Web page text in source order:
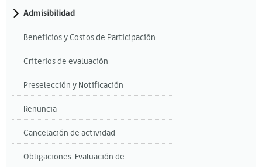
Admisibilidad
Beneficios y Costos de Participación
Criterios de evaluación
Preselección y Notificación
Renuncia
Cancelación de actividad
Obligaciones: Evaluación de